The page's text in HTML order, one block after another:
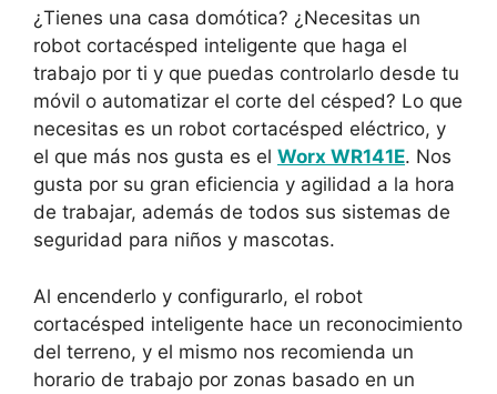
¿Tienes una casa domótica? ¿Necesitas un
robot cortacésped inteligente que haga el
trabajo por ti y que puedas controlarlo desde tu
móvil o automatizar el corte del césped? Lo que
necesitas es un robot cortacésped eléctrico, y
el que más nos gusta es el Worx WR141E. Nos
gusta por su gran eficiencia y agilidad a la hora
de trabajar, además de todos sus sistemas de
seguridad para niños y mascotas.
Al encenderlo y configurarlo, el robot
cortacésped inteligente hace un reconocimiento
del terreno, y el mismo nos recomienda un
horario de trabajo por zonas basado en un